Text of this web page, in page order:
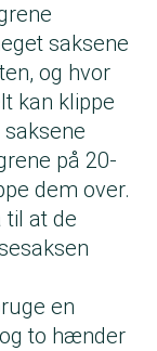
saksene
og hvor
kan klippe
på 20-
dem over.
til at de
en
to hænder